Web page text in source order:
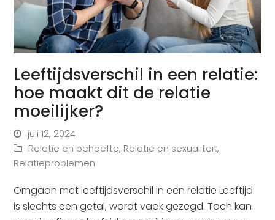
Leeftijdsverschil in een relatie:
hoe maakt dit de relatie
moeilijker?
juli 12, 2024
Relatie en behoefte, Relatie en sexualiteit,
Relatieproblemen
Omgaan met leeftijdsverschil in een relatie Leeftijd
is slechts een getal, wordt vaak gezegd. Toch kan